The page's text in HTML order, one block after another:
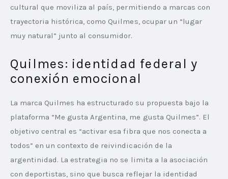
cultural que moviliza al país, permitiendo a marcas con
trayectoria histórica, como Quilmes, ocupar un “lugar
muy natural” junto al consumidor.
Quilmes: identidad federal y
conexión emocional
La marca Quilmes ha estructurado su propuesta bajo la
plataforma “Me gusta Argentina, me gusta Quilmes”. El
objetivo central es “activar esa fibra que nos conecta a
todos” en un contexto de reivindicación de la
argentinidad. La estrategia no se limita a la asociación
con deportistas, sino que busca reflejar la identidad